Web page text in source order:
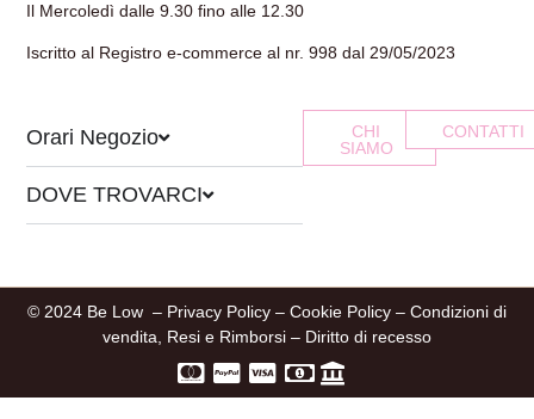
Il Mercoledì dalle 9.30 fino alle 12.30
Iscritto al Registro e-commerce al nr. 998 dal 29/05/2023
Orari Negozio
DOVE TROVARCI
CHI
SIAMO
CONTATTI
© 2024 Be Low – Privacy Policy – Cookie Policy – Condizioni di
vendita, Resi e Rimborsi – Diritto di recesso